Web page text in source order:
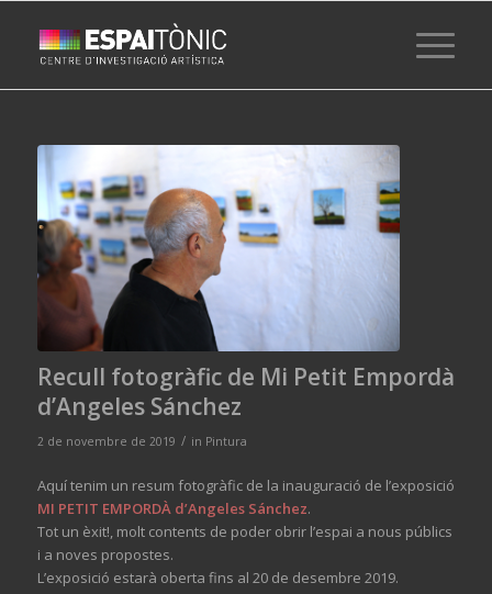
Recull fotogràfic de Mi Petit Empordà
d’Angeles Sánchez
2 de novembre de 2019 / in Pintura
Aquí tenim un resum fotogràfic de la inauguració de l’exposició
MI PETIT EMPORDÀ d’AngelesSánchez.
Tot un èxit!, molt contents de poder obrir l’espai a nous públics
i a noves propostes.
L’exposició estarà oberta fins al 20 de desembre 2019.